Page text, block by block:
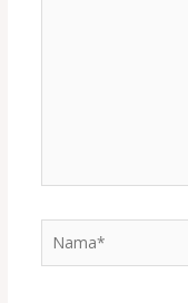
Nama*